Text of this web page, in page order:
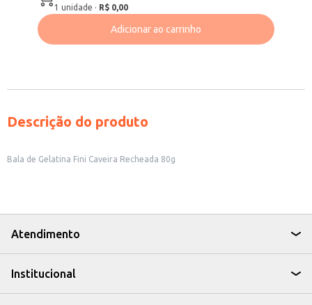
1 unidade · R$ 0,00
Adicionar ao carrinho
Descrição do produto
Bala de Gelatina Fini Caveira Recheada 80g
Atendimento
Institucional